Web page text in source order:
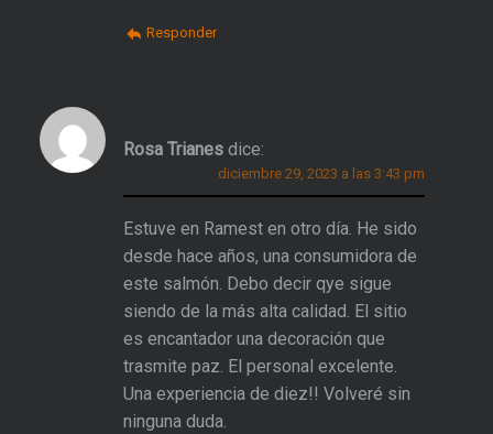
Responder
Rosa Trianes dice:
diciembre 29, 2023 a las 3:43 pm
Estuve en Ramest en otro día. He sido
desde hace años, una consumidora de
este salmón. Debo decir qye sigue
siendo de la más alta calidad. El sitio
es encantador una decoración que
trasmite paz. El personal excelente.
Una experiencia de diez!! Volveré sin
ninguna duda.